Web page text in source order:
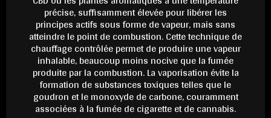
précise, suffisamment élevée pour libérer les
principes actifs sous forme de vapeur, mais sans
atteindre le point de combustion. Cette technique de
chauffage contrôlée permet de produire une vapeur
inhalable, beaucoup moins nocive que la fumée
produite par la combustion. La vaporisation évite la
formation de substances toxiques telles que le
goudron et le monoxyde de carbone, couramment
associées à la fumée de cigarette et de cannabis.